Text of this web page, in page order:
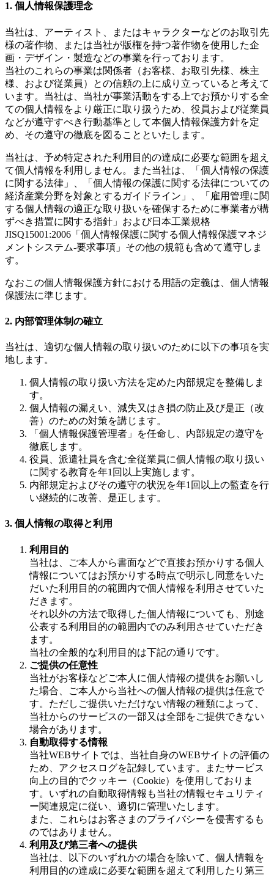
1. 個人情報保護理念
当社は、アーティスト、またはキャラクターなどのお取引先
様の著作物、または当社が版権を持つ著作物を使用した企
画・デザイン・製造などの事業を行っております。
当社のこれらの事業は関係者（お客様、お取引先様、株主
様、および従業員）との信頼の上に成り立っていると考えて
います。当社は、当社が事業活動をする上でお預かりする全
ての個人情報をより厳正に取り扱うため、役員および従業員
などが遵守すべき行動基準として本個人情報保護方針を定
め、その遵守の徹底を図ることといたします。
当社は、予め特定された利用目的の達成に必要な範囲を超え
て個人情報を利用しません。また当社は、「個人情報の保護
に関する法律」、「個人情報の保護に関する法律についての
経済産業分野を対象とするガイドライン」、「雇用管理に関
する個人情報の適正な取り扱いを確保するために事業者が構
ずべき措置に関する指針」および日本工業規格
JISQ15001:2006「個人情報保護に関する個人情報保護マネジ
メントシステム-要求事項」その他の規範も含めて遵守しま
す。
なおこの個人情報保護方針における用語の定義は、個人情報
保護法に準じます。
2. 内部管理体制の確立
当社は、適切な個人情報の取り扱いのために以下の事項を実
地します。
個人情報の取り扱い方法を定めた内部規定を整備しま
す。
個人情報の漏えい、減失又はき損の防止及び是正（改
善）のための対策を講じます。
「個人情報保護管理者」を任命し、内部規定の遵守を
徹底します。
役員、派遣社員を含む全従業員に個人情報の取り扱い
に関する教育を年1回以上実施します。
内部規定およびその遵守の状況を年1回以上の監査を行
い継続的に改善、是正します。
3. 個人情報の取得と利用
利用目的
当社は、ご本人から書面などで直接お預かりする個人
情報についてはお預かりする時点で明示し同意をいた
だいた利用目的の範囲内で個人情報を利用させていた
だきます。
それ以外の方法で取得した個人情報についても、別途
公表する利用目的の範囲内でのみ利用させていただき
ます。
当社の全般的な利用目的は下記の通りです。
ご提供の任意性
当社がお客様などご本人に個人情報の提供をお願いし
た場合、ご本人から当社への個人情報の提供は任意で
す。ただしご提供いただけない情報の種類によって、
当社からのサービスの一部又は全部をご提供できない
場合があります。
自動取得する情報
当社WEBサイトでは、当社自身のWEBサイトの評価の
ため、アクセスログを記録しています。またサービス
向上の目的でクッキー（Cookie）を使用しておりま
す。いずれの自動取得情報も当社の情報セキュリティ
ー関連規定に従い、適切に管理いたします。
また、これらはお客さまのプライバシーを侵害するも
のではありません。
利用及び第三者への提供
当社は、以下のいずれかの場合を除いて、個人情報を
利用目的の達成に必要な範囲を超えて利用したり第三